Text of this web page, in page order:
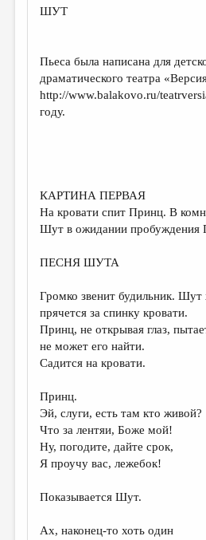
РЕДКОЛЛЕГИЯ
ОТ РЕДАКЦИИ
МАЛАЯ ПРОЗА
КУЛЬТУРОВЕДЕНИЕ
ПУБЛИЦИСТИКА
РЕЦЕНЗИРОВАНИЕ
ТРЕДИАКОВСКИЙ
МЕДИА
ВКОНТАКТЕ
ШУТ
Пьеса была написана для
драматического театра
http://www.balakovo.ru/
году.
КАРТИНА ПЕРВАЯ
На кровати спит Принц. В
Шут в ожидании пробуждения
ПЕСНЯ ШУТА
Громко звенит будильник. Шут
прячется за спинку кровати.
Принц, не открывая глаз,
не может его найти.
Садится на кровати.
Принц.
Эй, слуги, есть там кто живой?
Что за лентяи, Боже мой!
Ну, погодите, дайте срок,
Я проучу вас, лежебок!
Показывается Шут.
Ах, наконец-то хоть один